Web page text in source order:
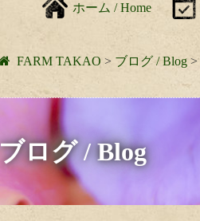
ホーム / Home
FARM TAKAO > ブログ / Blog >
ブログ / Blog